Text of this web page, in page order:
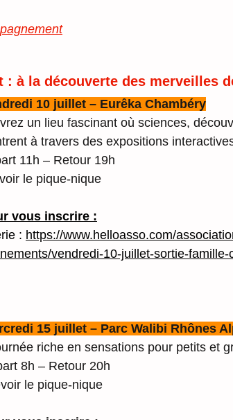
à la découverte des merveilles
10 juillet – Eurêka Chambéry
un lieu fascinant où sciences,
à travers des expositions
11h – Retour 19h
le pique-nique
vous inscrire :
: https://www.helloasso.com/
vendredi-10-juillet-sortie-
15 juillet – Parc Walibi Rhônes
riche en sensations pour petits et
8h – Retour 20h
le pique-nique